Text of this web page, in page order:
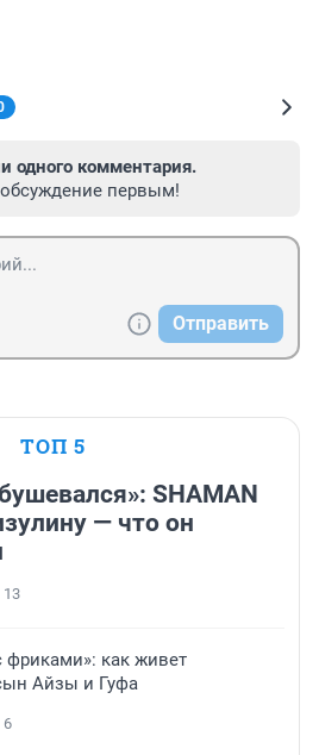
одного комментария.
первым!
Отправить
ТОП 5
SHAMAN
— что он
13
фриками»: как живет
Айзы и Гуфа
6